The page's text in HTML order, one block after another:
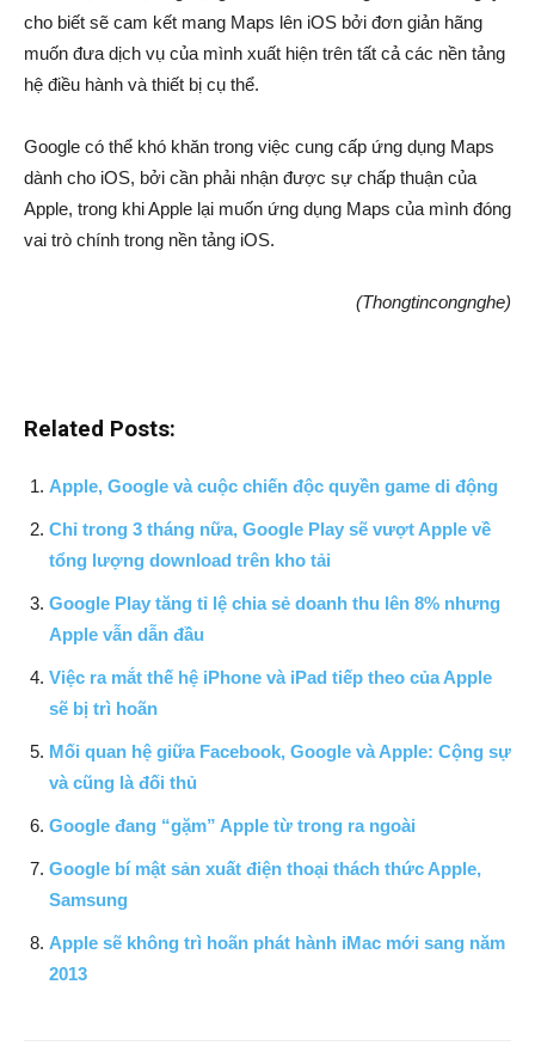
cho biết sẽ cam kết mang Maps lên iOS bởi đơn giản hãng
muốn đưa dịch vụ của mình xuất hiện trên tất cả các nền tảng
hệ điều hành và thiết bị cụ thể.
Google có thể khó khăn trong việc cung cấp ứng dụng Maps
dành cho iOS, bởi cần phải nhận được sự chấp thuận của
Apple, trong khi Apple lại muốn ứng dụng Maps của mình đóng
vai trò chính trong nền tảng iOS.
(Thongtincongnghe)
Related Posts:
Apple, Google và cuộc chiến độc quyền game di động
Chỉ trong 3 tháng nữa, Google Play sẽ vượt Apple về
tổng lượng download trên kho tải
Google Play tăng tỉ lệ chia sẻ doanh thu lên 8% nhưng
Apple vẫn dẫn đầu
Việc ra mắt thế hệ iPhone và iPad tiếp theo của Apple
sẽ bị trì hoãn
Mối quan hệ giữa Facebook, Google và Apple: Cộng sự
và cũng là đối thủ
Google đang “gặm” Apple từ trong ra ngoài
Google bí mật sản xuất điện thoại thách thức Apple,
Samsung
Apple sẽ không trì hoãn phát hành iMac mới sang năm
2013